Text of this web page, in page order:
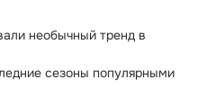
необычный тренд в
сезоны популярными